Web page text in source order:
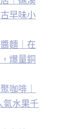
早味小
麵｜在
爆量銅
咖啡｜
氣水果千